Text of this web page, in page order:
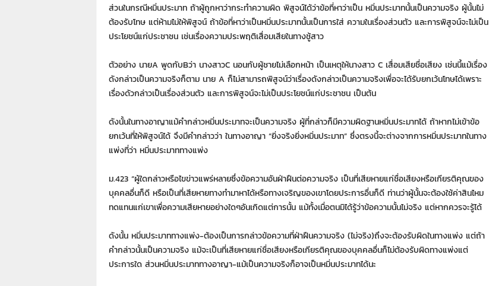
ส่วนในกรณีหมิ่นประมาท ถ้าผู้ถูกหาว่ากระทำความผิด พิสูจน์ได้ว่าข้อที่หาว่าเป็น หมิ่นประมาทนั้นเป็นความจริง ผู้นั้นไม่
ต้องรับโทษ แต่ห้ามไม่ให้พิสูจน์ ถ้าข้อที่หาว่าเป็นหมิ่นประมาทนั้นเป็นการใส่ ความในเรื่องส่วนตัว และการพิสูจน์จะไม่เป็น
ประโยชน์แก่ประชาชน เช่นเรื่องความประพฤติเสื่อมเสียในทางชู้สาว
ตัวอย่าง นายA พูดกับBว่า นางสาวC นอนกับผู้ชายไม่เลือกหน้า เป็นเหตุให้นางสาว C เสื่อมเสียชื่อเสียง เช่นนี้แม้เรื่อง
ดังกล่าวเป็นความจริงก็ตาม นาย A ก็ไม่สามารถพิสูจน์ว่าเรื่องดังกล่าวเป็นความจริงเพื่อจะได้รับยกเว้นโทษได้เพราะ
เรื่องดัวกล่าวเป็นเรื่องส่วนตัว และการพิสูจน์จะไม่เป็นประโยชน์แก่ประชาชน เป็นต้น
ดังนั้นในทางอาญาแม้คำกล่าวหมิ่นประมาทจะเป็นความจริง ผู้ที่กล่าวก็มีความผิดฐานหมิ่นประมาทได้ ถ้าหากไม่เข้าข้อ
ยกเว้นที่ให้พิสูจน์ได้ จึงมีคำกล่าวว่า ในทางอาญา “ยิ่งจริงยิ่งหมิ่นประมาท” ซึ่งตรงนี้จะต่างจากการหมิ่นประมาทในทาง
แพ่งที่ว่า หมิ่นประมาททางแพ่ง
ม.423 “ผู้ใดกล่าวหรือไขข่าวแพร่หลายซึ่งข้อความอันฝ่าฝืนต่อความจริง เป็นที่เสียหายแก่ชื่อเสียงหรือเกียรติคุณของ
บุคคลอื่นก็ดี หรือเป็นที่เสียหายทางทำมาหาได้หรือทางเจริญของเขาโดยประการอื่นก็ดี ท่านว่าผู้นั้นจะต้องใช้ค่าสินไหม
ทดแทนแก่เขาเพื่อความเสียหายอย่างใดๆอันเกิดแต่การนั้น แม้ทั้งเมื่อตนมิได้รู้ว่าข้อความนั้นไม่จริง แต่หากควรจะรู้ได้
ดังนั้น หมิ่นประมาททางแพ่ง-ต้องเป็นการกล่าวข้อความที่ฝ่าฝืนความจริง (ไม่จริง)ถึงจะต้องรับผิดในทางแพ่ง แต่ถ้า
คำกล่าวนั้นเป็นความจริง แม้จะเป็นที่เสียหายแก่ชื่อเสียงหรือเกียรติคุณของบุคคลอื่นก็ไม่ต้องรับผิดทางแพ่งแต่
ประการใด ส่วนหมิ่นประมาททางอาญา-แม้เป็นความจริงก็อาจเป็นหมิ่นประมาทได้นะ